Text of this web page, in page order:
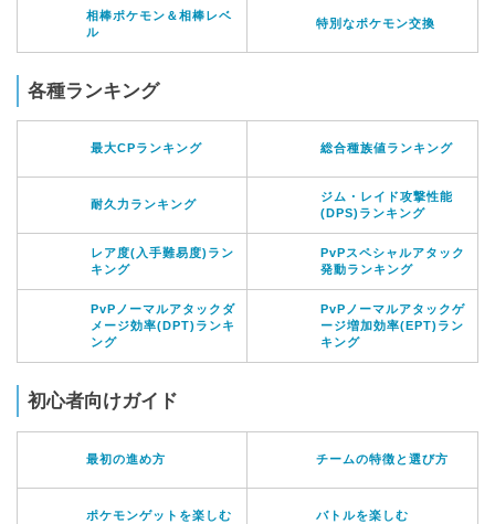
相棒ポケモン＆相棒レベ
ル
特別なポケモン交換
各種ランキング
最大CPランキング 総合種族値ランキング
耐久力ランキング
ジム・レイド攻撃性能
(DPS)ランキング
レア度(入手難易度)ラン
キング
PvPスペシャルアタック
発動ランキング
PvPノーマルアタックダ
メージ効率(DPT)ランキ
ング
PvPノーマルアタックゲ
ージ増加効率(EPT)ラン
キング
初心者向けガイド
最初の進め方 チームの特徴と選び方
ポケモンゲットを楽しむ バトルを楽しむ